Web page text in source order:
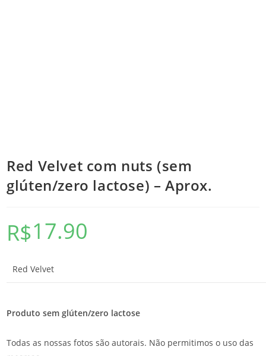
Red Velvet com nuts (sem
glúten/zero lactose) – Aprox.
R$17.90
Red Velvet
Produto sem glúten/zero lactose
Todas as nossas fotos são autorais. Não permitimos o uso das